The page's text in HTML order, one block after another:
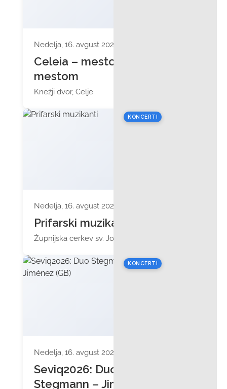
Nedelja, 16. avgust 2026 ob 11:00
Celeia – mesto pod
mestom
Knežji dvor, Celje
KONCERTI
Nedelja, 16. avgust 2026 ob 19:00
Prifarski muzikanti
Župnijska cerkev sv. Jožefa
KONCERTI
Nedelja, 16. avgust 2026 ob 19:30
Seviq2026: Duo
Stegmann – Jiménez